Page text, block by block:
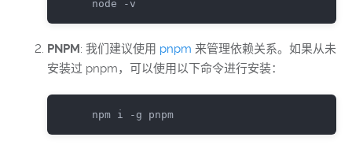
node -v
PNPM: 我们建议使用 pnpm 来管理依赖关系。如果从未
安装过 pnpm，可以使用以下命令进行安装：
npm i -g pnpm